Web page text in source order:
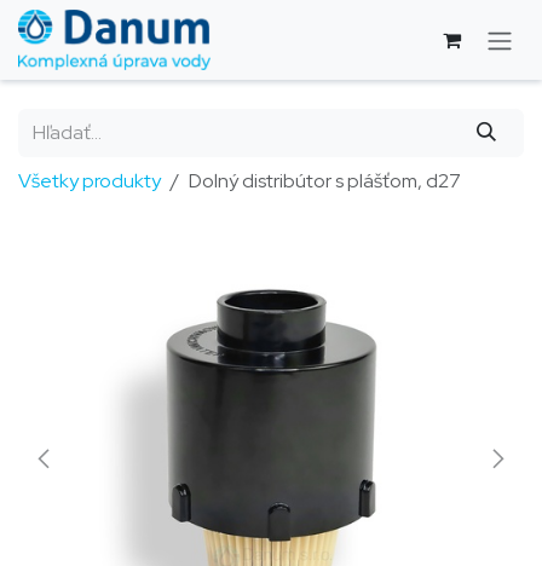
Skip to Content
Všetky produkty Dolný distribútor s plášťom, d27